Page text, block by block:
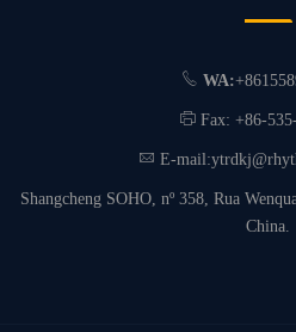
WA:
Fax: +86-
E-mail:
Shangcheng SOHO, nº 358, Rua
China.